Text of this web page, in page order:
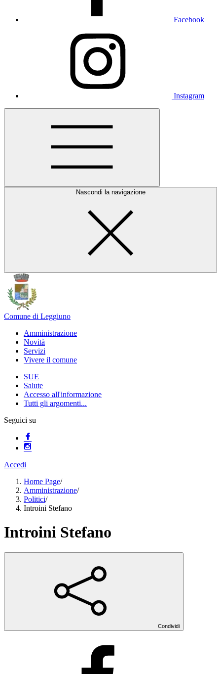
Facebook
Instagram
Nascondi la navigazione
Comune di Leggiuno
Amministrazione
Novità
Servizi
Vivere il comune
SUE
Salute
Accesso all'informazione
Tutti gli argomenti...
Seguici su
Accedi
Home Page/
Amministrazione/
Politici/
Introini Stefano
Introini Stefano
Condividi